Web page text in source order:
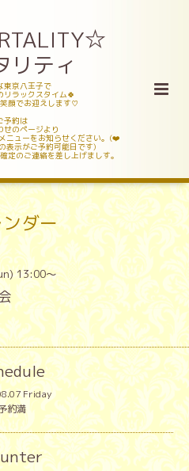
リティ
東京八王子で
リラックスタイム🍀
顔でお迎えします♡
予約は
せのページより
ニューをお知らせください。(❤️
表示がご予約可能日です)
定のご連絡を差し上げましす。
ダー
13:00～
Friday
約満